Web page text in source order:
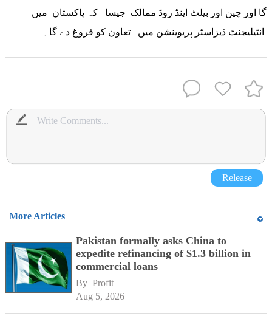
گا اور چین اور بیلٹ اینڈ روڈ ممالک جیسا کہ پاکستان میں
انٹیلیجنٹ ڈیزاسٹر پریوینشن میں تعاون کو فروغ دے گا۔
Release
More Articles
Pakistan formally asks China to
expedite refinancing of $1.3 billion in
commercial loans
By Profit
Aug 5, 2026